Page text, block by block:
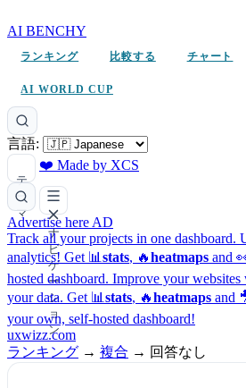
AI BENCHY
ランキング 比較する チャート
AI WORLD CUP
言語:
テ
ー
マ
❤️ Made by XCS
ナ
ビ
ゲ
ー
シ
ョ
ン
Advertise here AD
Track all your projects in one dashboard.
analytics! Get 📊 stats, 🔥heatmaps and
hosted dashboard. Improve your
your data. Get 📊 stats, 🔥heatmaps and
your own, self-hosted dashboard!
uxwizz.com
ランキング → 複合 → 回答なし